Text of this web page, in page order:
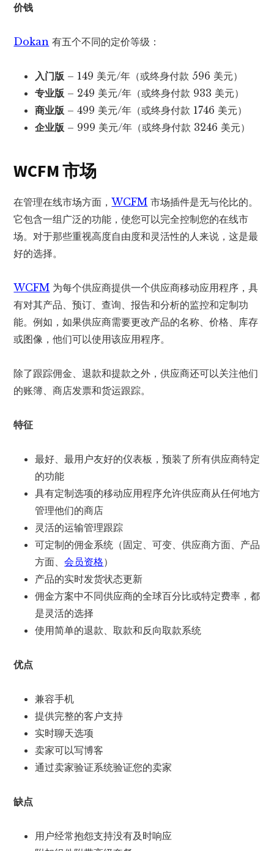
价钱
Dokan 有五个不同的定价等级：
入门版 – 149 美元/年（或终身付款 596 美元）
专业版 – 249 美元/年（或终身付款 933 美元）
商业版 – 499 美元/年（或终身付款 1746 美元）
企业版 – 999 美元/年（或终身付款 3246 美元）
WCFM 市场
在管理在线市场方面，WCFM 市场插件是无与伦比的。
它包含一组广泛的功能，使您可以完全控制您的在线市
场。对于那些重视高度自由度和灵活性的人来说，这是最
好的选择。
WCFM 为每个供应商提供一个供应商移动应用程序，具
有对其产品、预订、查询、报告和分析的监控和定制功
能。例如，如果供应商需要更改产品的名称、价格、库存
或图像，他们可以使用该应用程序。
除了跟踪佣金、退款和提款之外，供应商还可以关注他们
的账簿、商店发票和货运跟踪。
特征
最好、最用户友好的仪表板，预装了所有供应商特定
的功能
具有定制选项的移动应用程序允许供应商从任何地方
管理他们的商店
灵活的运输管理跟踪
可定制的佣金系统（固定、可变、供应商方面、产品
方面、会员资格）
产品的实时发货状态更新
佣金方案中不同供应商的全球百分比或特定费率，都
是灵活的选择
使用简单的退款、取款和反向取款系统
优点
兼容手机
提供完整的客户支持
实时聊天选项
卖家可以写博客
通过卖家验证系统验证您的卖家
缺点
用户经常抱怨支持没有及时响应